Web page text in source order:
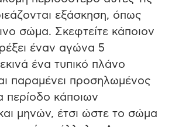
εξάσκηση, όπως
σώμα. Σκεφτείτε κάποιον
έναν αγώνα 5
ένα τυπικό πλάνο
παραμένει προσηλωμένος
περίοδο κάποιων
μηνών, έτσι ώστε το σώμα